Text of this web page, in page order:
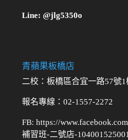
Line: @jlg5350o
青蘋果板橋店
二校： 板橋區合宜一路57號
報名專線：02-1557-2272
FB: https://
補習班-二號店-